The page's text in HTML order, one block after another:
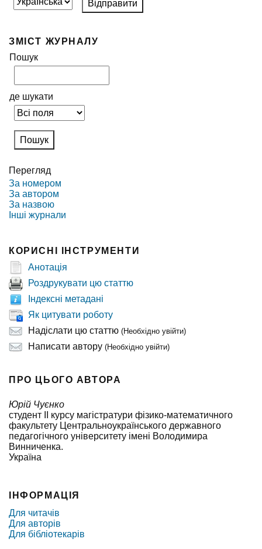
ЗМІСТ ЖУРНАЛУ
Пошук
де шукати
Перегляд
За номером
За автором
За назвою
Інші журнали
КОРИСНІ ІНСТРУМЕНТИ
Анотація
Роздрукувати цю статтю
Індексні метадані
Як цитувати роботу
Надіслати цю статтю (Необхідно увійти)
Написати автору (Необхідно увійти)
ПРО ЦЬОГО АВТОРА
Юрій Чуєнко
студент II курсу магістратури фізико-математичного
факультету Центральноукраїнського державного
педагогічного університету імені Володимира
Винниченка.
Україна
ІНФОРМАЦІЯ
Для читачів
Для авторів
Для бібліотекарів